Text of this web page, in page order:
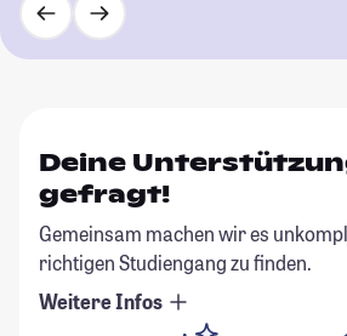
Deine
gefragt!
Gemeinsam machen wir es
richtigen Studiengang zu finden.
Weitere Infos